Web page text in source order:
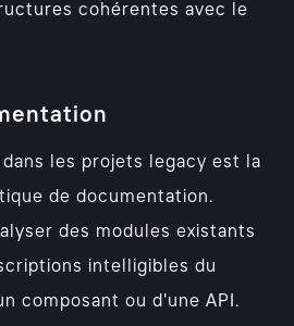
cohérentes avec le
les projets legacy est la
de documentation.
des modules existants
intelligibles du
composant ou d'une API.